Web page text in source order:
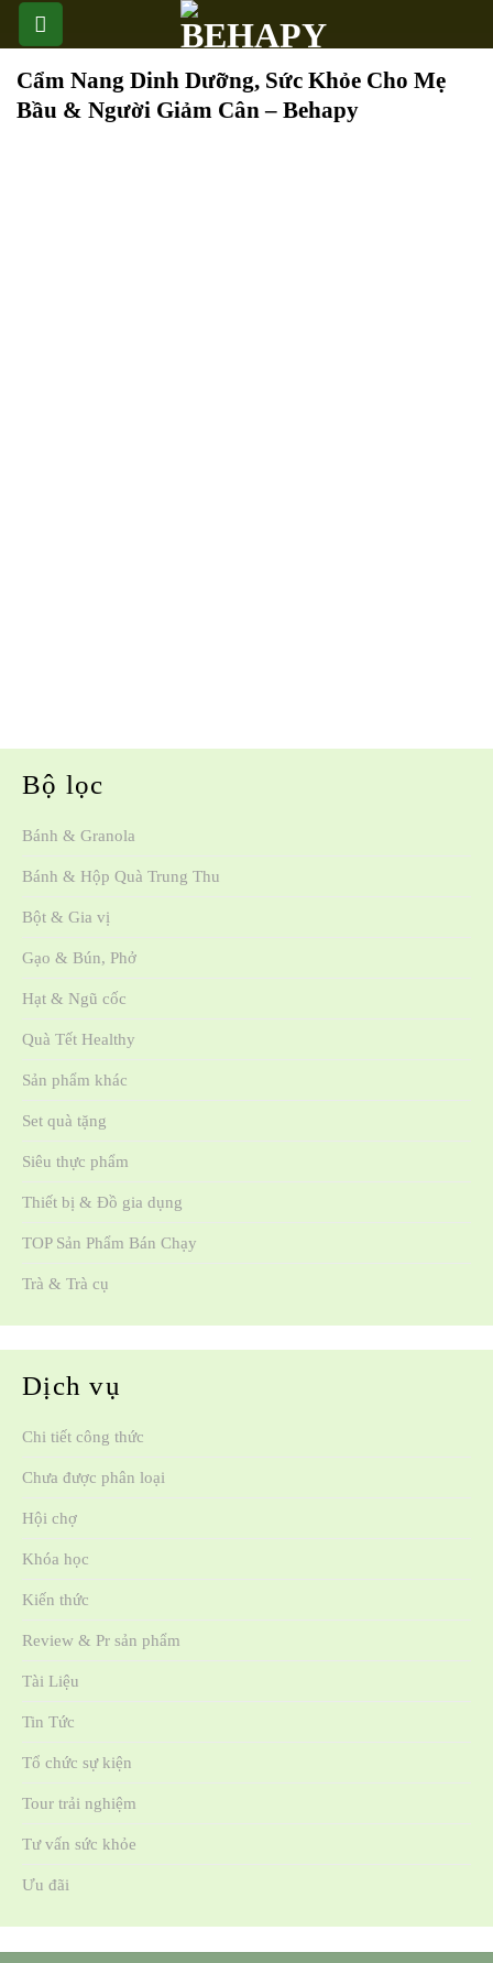
Cẩm Nang Dinh Dưỡng, Sức Khỏe Cho Mẹ
Bầu & Người Giảm Cân – Behapy
Bộ lọc
Bánh & Granola
Bánh & Hộp Quà Trung Thu
Bột & Gia vị
Gạo & Bún, Phở
Hạt & Ngũ cốc
Quà Tết Healthy
Sản phẩm khác
Set quà tặng
Siêu thực phẩm
Thiết bị & Đồ gia dụng
TOP Sản Phẩm Bán Chạy
Trà & Trà cụ
Dịch vụ
Chi tiết công thức
Chưa được phân loại
Hội chợ
Khóa học
Kiến thức
Review & Pr sản phẩm
Tài Liệu
Tin Tức
Tổ chức sự kiện
Tour trải nghiệm
Tư vấn sức khỏe
Ưu đãi